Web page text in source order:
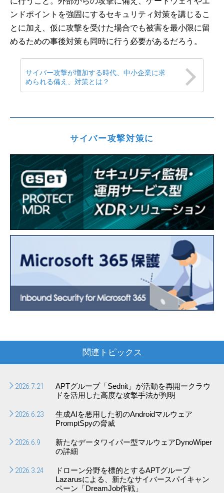
ンドポイントを強固にするセキュリティ対策を講じるこ
とに加え、仮に攻撃を受けた場合でも被害を最小限に留
めるための事後対策も同時に行う必要があるだろう。
サイバー攻撃が増加する時代、中小企業に求
められる備え、対策とは？
サイバー攻撃対策に
関連トピックス
2026.7.21
APTグループ「Sednit」が活動を再開ークラウ
ドを活用した高度な攻撃手法が判明
2026.6.23
生成AIを悪用した初のAndroidマルウェア
PromptSpyの脅威
2026.6.9
新たなデータワイパー型マルウェアDynoWiper
の詳細
2026.3.24
ドローン分野を標的とするAPTグループ
Lazarusによる、新たなサイバースパイキャン
ペーン「DreamJob作戦」